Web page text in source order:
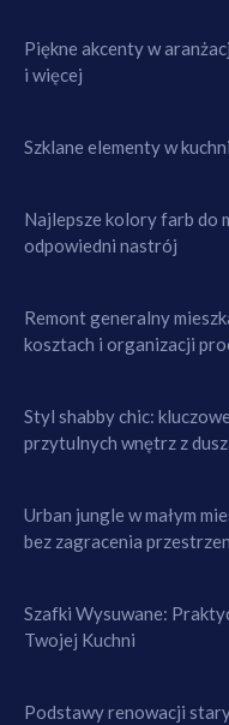
Piękne akcenty w
i więcej
Szklane elementy w
Najlepsze kolory farb do
odpowiedni nastrój
Remont generalny
kosztach i organizacji
Styl shabby chic:
przytulnych wnętrz z
Urban jungle w małym
bez zagracenia
Szafki Wysuwane:
Twojej Kuchni
Podstawy renowacji